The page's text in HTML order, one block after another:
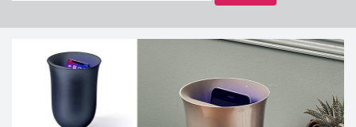
DRIADE